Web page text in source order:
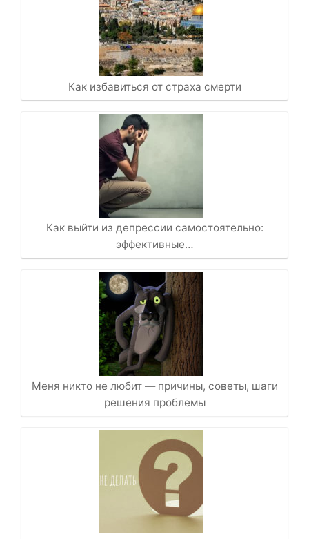
Как избавиться от страха смерти
Как выйти из депрессии самостоятельно:
эффективные…
Меня никто не любит — причины, советы, шаги
решения проблемы